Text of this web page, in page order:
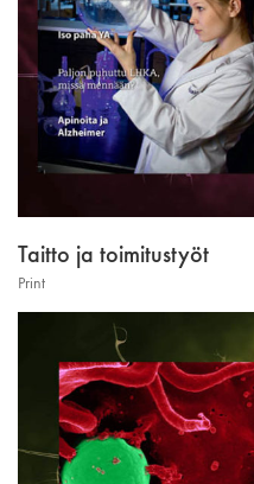
Taitto ja toimitustyöt
Print